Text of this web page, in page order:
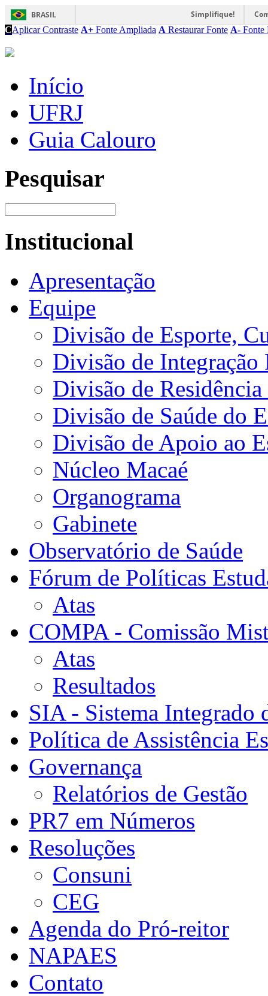
BRASIL Simplifique!
CAplicar Contraste A+ Fonte Ampliada A Restaurar Fonte A- Fonte
Início
UFRJ
Guia Calouro
Pesquisar
Institucional
Apresentação
Equipe
Divisão de Esporte,
Divisão de Integração
Divisão de
Divisão de Saúde do
Divisão de Apoio ao
Núcleo Macaé
Organograma
Gabinete
Observatório de Saúde
Fórum de Políticas
Atas
COMPA - Comissão
Atas
Resultados
SIA - Sistema Integrado
Política de Assistência
Governança
Relatórios de Gestão
PR7 em Números
Resoluções
Consuni
CEG
Agenda do Pró-reitor
NAPAES
Contato